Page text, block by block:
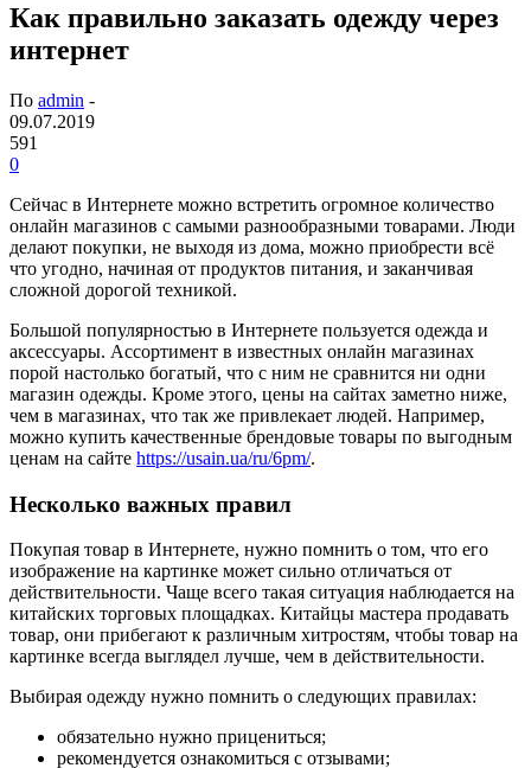
Как правильно заказать одежду через
интернет
По admin -
09.07.2019
591
0
Сейчас в Интернете можно встретить огромное количество
онлайн магазинов с самыми разнообразными товарами. Люди
делают покупки, не выходя из дома, можно приобрести всё
что угодно, начиная от продуктов питания, и заканчивая
сложной дорогой техникой.
Большой популярностью в Интернете пользуется одежда и
аксессуары. Ассортимент в известных онлайн магазинах
порой настолько богатый, что с ним не сравнится ни одни
магазин одежды. Кроме этого, цены на сайтах заметно ниже,
чем в магазинах, что так же привлекает людей. Например,
можно купить качественные брендовые товары по выгодным
ценам на сайте https://usain.ua/ru/6pm/.
Несколько важных правил
Покупая товар в Интернете, нужно помнить о том, что его
изображение на картинке может сильно отличаться от
действительности. Чаще всего такая ситуация наблюдается на
китайских торговых площадках. Китайцы мастера продавать
товар, они прибегают к различным хитростям, чтобы товар на
картинке всегда выглядел лучше, чем в действительности.
Выбирая одежду нужно помнить о следующих правилах:
обязательно нужно прицениться;
рекомендуется ознакомиться с отзывами;